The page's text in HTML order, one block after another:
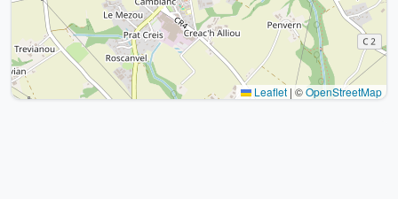
Leaflet | ©OpenStreetMap